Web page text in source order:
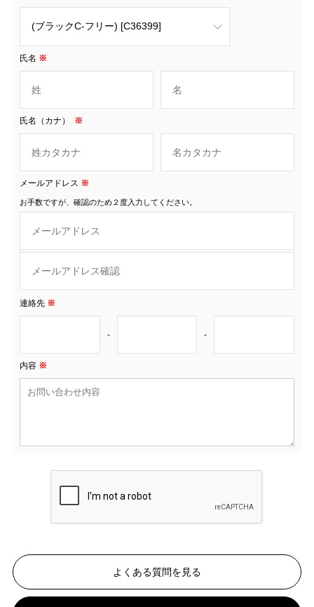
氏名 ※
氏名（カナ） ※
メールアドレス ※
お手数ですが、確認のため２度入力してください。
連絡先 ※
- -
内容 ※
よくある質問を見る